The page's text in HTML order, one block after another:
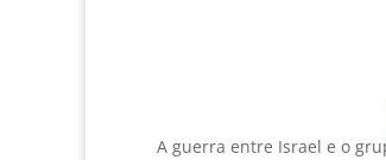
A guerra entre Israel e o